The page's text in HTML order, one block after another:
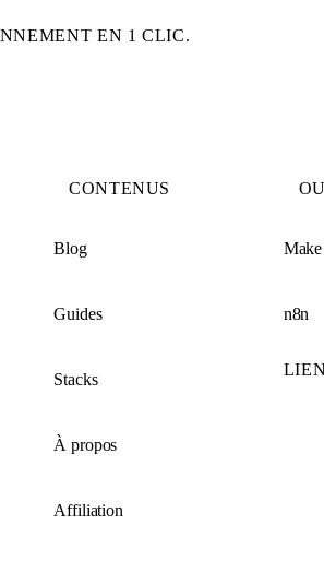
EN 1 CLIC.
CONTENUS
Blog
Guides
Stacks
À propos
Affiliation
Make
n8n